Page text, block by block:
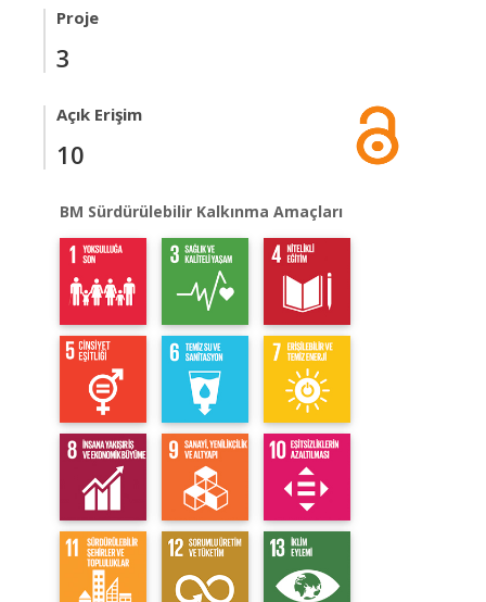
Proje
3
Açık Erişim
10
BM Sürdürülebilir Kalkınma Amaçları